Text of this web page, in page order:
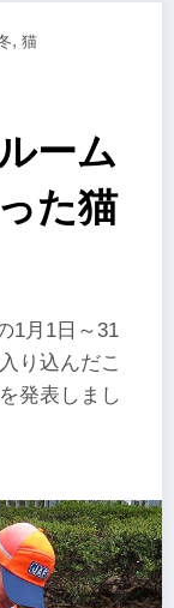
, 猫
ーム
た猫
1月1日～31
り込んだこ
発表しまし